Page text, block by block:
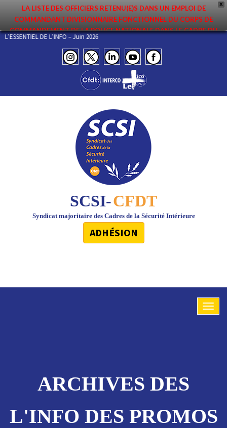
X
LA LISTE DES OFFICIERS RETENU(E)S DANS UN EMPLOI DE
COMMANDANT DIVISIONNAIRE FONCTIONNEL DU CORPS DE
COMMANDEMENT DE LA POLICE NATIONALE DANS LE CADRE DU
PREMIER MOUVEMENT 2026 A ÉTÉ DIFFUSÉE. ELLE EST DISPONIBLE EN
PAGES PROTÉGÉES DU SITE. FÉLICITATIONS AUX NOMMÉ(E)S !
L’ESSENTIEL DE L’INFO – Juin 2026
SCSI-CFDT
Syndicat majoritaire des Cadres de la Sécurité Intérieure
ADHÉSION
ARCHIVES DES
L'INFO DES PROMOS